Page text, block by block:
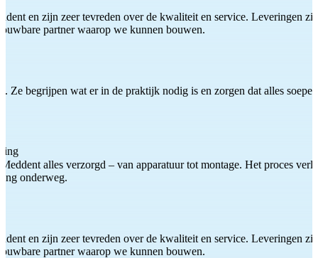
en zijn zeer tevreden over de kwaliteit en service. Leveringen
partner waarop we kunnen bouwen.
Ze begrijpen wat er in de praktijk nodig is en zorgen dat alles
alles verzorgd – van apparatuur tot montage. Het proces
onderweg.
en zijn zeer tevreden over de kwaliteit en service. Leveringen
partner waarop we kunnen bouwen.